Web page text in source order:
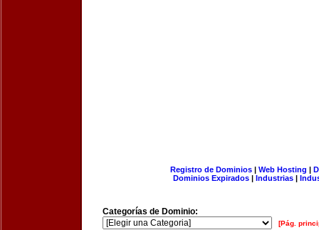
Registro de Dominios| Web Hosting |
Dominios Expirados | Industrias |
Categorías de Dominio:
[Pág.